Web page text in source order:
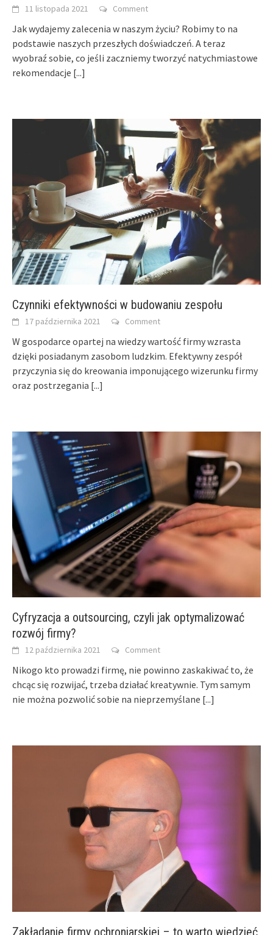
11 listopada 2021 Comment
Jak wydajemy zalecenia w naszym życiu? Robimy to na
podstawie naszych przeszłych doświadczeń. A teraz
wyobraź sobie, co jeśli zaczniemy tworzyć natychmiastowe
rekomendacje [...]
Czynniki efektywności w budowaniu zespołu
17 października 2021 Comment
W gospodarce opartej na wiedzy wartość firmy wzrasta
dzięki posiadanym zasobom ludzkim. Efektywny zespół
przyczynia się do kreowania imponującego wizerunku firmy
oraz postrzegania [...]
Cyfryzacja a outsourcing, czyli jak optymalizować
rozwój firmy?
12 października 2021 Comment
Nikogo kto prowadzi firmę, nie powinno zaskakiwać to, że
chcąc się rozwijać, trzeba działać kreatywnie. Tym samym
nie można pozwolić sobie na nieprzemyślane [...]
Zakładanie firmy ochroniarskiej – to warto wiedzieć